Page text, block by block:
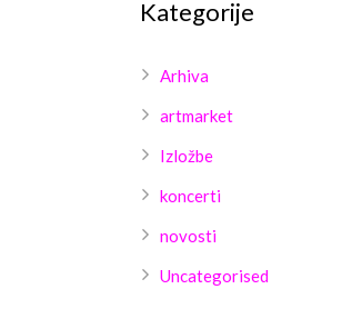
Kategorije
Arhiva
artmarket
Izložbe
koncerti
novosti
Uncategorised